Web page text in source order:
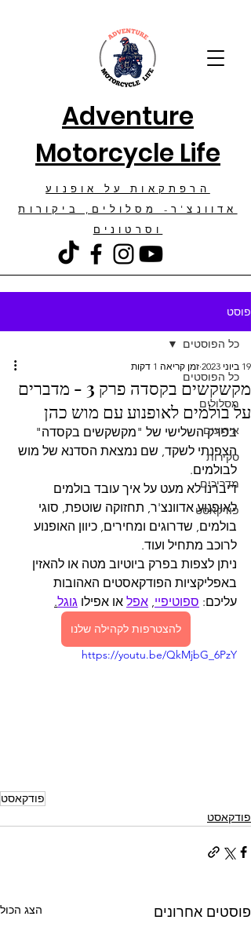
Adventure
Motorcycle Life
הרפתקאות על אופנוע
אדוונצ'ר- מסלולים, ביקורות
וסרטונים
פוסט
כל הפוסטים
מסלולים
אירועים
סקירות
מדריכים
פודקאסט
כל הפוסטים
מקשקשים בקסדה פרק 3 - מדברים
על בולמים לאופנוע עם מוש כהן
19 ביוני 2023 זמן קריאה 1 דקות
בפרק השלישי של "מקשקשים בקסדה"
הצפנתי לשקד, שם נמצאת הסדנא של מוש
לבולמים.
דיברנו לא מעט על איך עובד בולמים
לאופנוע אדוונצ'ר, תחזוקה שוטפת, סוגי
בולמים, שדרוגים ומחירים, כיוון האופנוע
לרוכב מתחיל ועוד.
ניתן לצפות בפרק ביוטיוב מטה או להאזין
באפליקציות הפודקאסטים האהובות
עליכם: ספוטיפיי, אפל או אפילו גוגל.
להצטרפות לקהילה שלנו
https://youtu.be/QkMjbG_6PzY
פודקאסט
פודקאסט
פוסטים אחרונים הצג הכול